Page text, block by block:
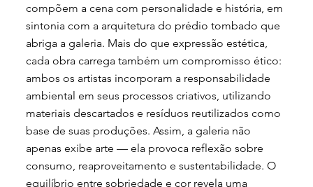
compõem a cena com personalidade e história, em
sintonia com a arquitetura do prédio tombado que
abriga a galeria. Mais do que expressão estética,
cada obra carrega também um compromisso ético:
ambos os artistas incorporam a responsabilidade
ambiental em seus processos criativos, utilizando
materiais descartados e resíduos reutilizados como
base de suas produções. Assim, a galeria não
apenas exibe arte — ela provoca reflexão sobre
consumo, reaproveitamento e sustentabilidade. O
equilíbrio entre sobriedade e cor revela uma